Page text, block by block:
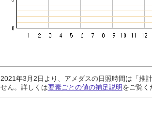
2021年3月2日より、アメダスの日照時間は「推
せん。詳しくは要素ごとの値の補足説明をご覧く